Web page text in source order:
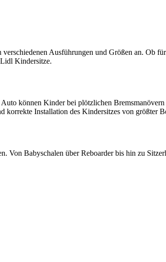
Ausführungen und Größen an. Ob
Kindersitze.
können Kinder bei plötzlichen
korrekte Installation des Kindersitzes von größter
Von Babyschalen über Reboarder bis hin zu